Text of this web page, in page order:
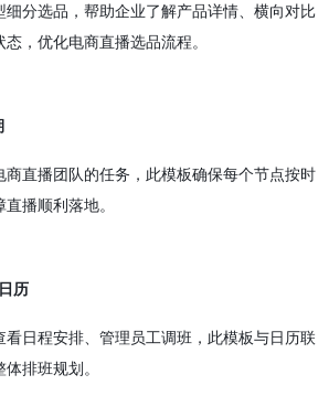
细分选品，帮助企业了解产品详情、横向对比
，优化电商直播选品流程。
商直播团队的任务，此模板确保每个节点按时
播顺利落地。
历
看日程安排、管理员工调班，此模板与日历联
排班规划。